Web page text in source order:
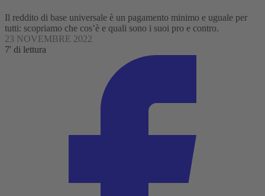
Il reddito di base universale è un pagamento minimo e uguale per
tutti: scopriamo che cos’è e quali sono i suoi pro e contro.
23 NOVEMBRE 2022
7' di lettura